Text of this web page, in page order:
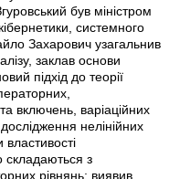
був міністром
системного
Захарович узагальнив
заклав основи
підхід до теорії
включень, варіаційних
нелінійних
складаються з
рівнянь; виявив